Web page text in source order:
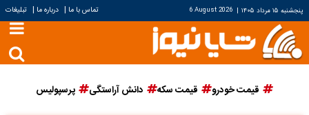
پنجشنبه ۱۵ مرداد ۱۴۰۵ |
6 August 2026 تماس با ما | درباره ما | تبلیغات
قیمت خودرو قیمت سکه دانش آراستگی پرسپولیس